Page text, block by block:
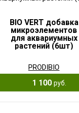
BIO VERT добавка
микроэлементов
для аквариумных
растений (6шт)
PRODIBIO
1 100 руб.